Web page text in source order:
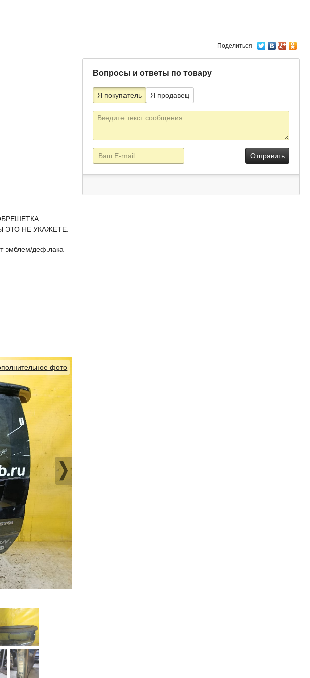
Поделиться
ЭТО НЕ УКАЖЕТЕ.
эмблем/деф.лака
фото
Вопросы и ответы по товару
Я покупатель Я продавец
Текст
E-
mail